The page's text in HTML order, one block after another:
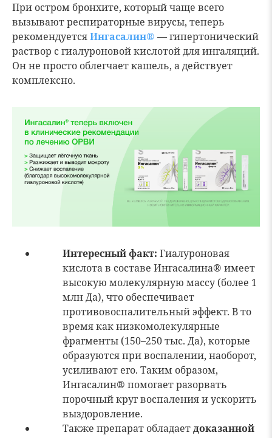
При остром бронхите, который чаще всего
вызывают респираторные вирусы, теперь
рекомендуетсяИнгасалин® — гипертонический
раствор с гиалуроновой кислотой для ингаляций.
Он не просто облегчает кашель, а действует
комплексно.
Интересный факт: Гиалуроновая
кислота в составе Ингасалина® имеет
высокую молекулярную массу (более 1
млн Да), что обеспечивает
противовоспалительный эффект. В то
время как низкомолекулярные
фрагменты (150–250 тыс. Да), которые
образуются при воспалении, наоборот,
усиливают его. Таким образом,
Ингасалин® помогает разорвать
порочный круг воспаления и ускорить
выздоровление.
Также препарат обладаетдоказанной